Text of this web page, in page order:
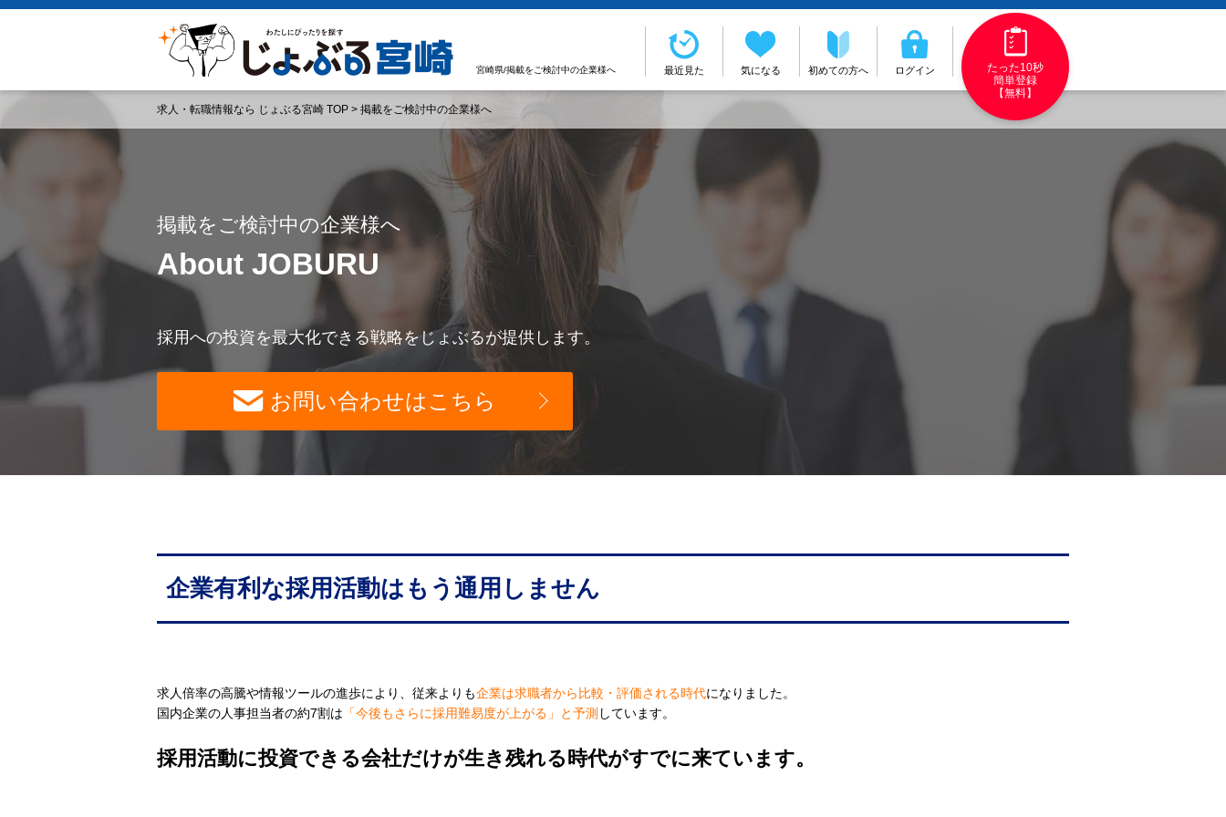
宮崎県/掲載をご検討中の企業様へ 最近見た 気になる 初めての方へ ログイン
たった10秒
簡単登録
【無料】
求人・転職情報なら じょぶる宮崎 TOP > 掲載をご検討中の企業様へ
掲載をご検討中の企業様へ
About JOBURU
採用への投資を最大化できる戦略をじょぶるが提供します。
お問い合わせはこちら
企業有利な採用活動はもう通用しません
求人倍率の高騰や情報ツールの進歩により、従来よりも企業は求職者から比較・評価される時代になりました。
国内企業の人事担当者の約7割は 「今後もさらに採用難易度が上がる」と予測 しています。
採用活動に投資できる会社だけが生き残れる時代がすでに来ています。